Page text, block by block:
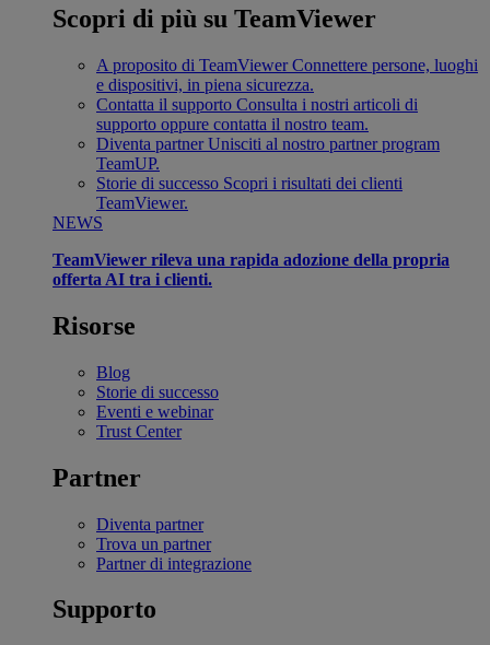
Scopri di più su TeamViewer
A proposito di TeamViewer Connettere persone, luoghi
e dispositivi, in piena sicurezza.
Contatta il supporto Consulta i nostri articoli di
supporto oppure contatta il nostro team.
Diventa partner Unisciti al nostro partner program
TeamUP.
Storie di successo Scopri i risultati dei clienti
TeamViewer.
NEWS
TeamViewer rileva una rapida adozione della propria
offerta AI tra i clienti.
Risorse
Blog
Storie di successo
Eventi e webinar
Trust Center
Partner
Diventa partner
Trova un partner
Partner di integrazione
Supporto